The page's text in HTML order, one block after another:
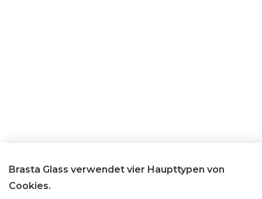
Brasta Glass verwendet vier Haupttypen von
Cookies.